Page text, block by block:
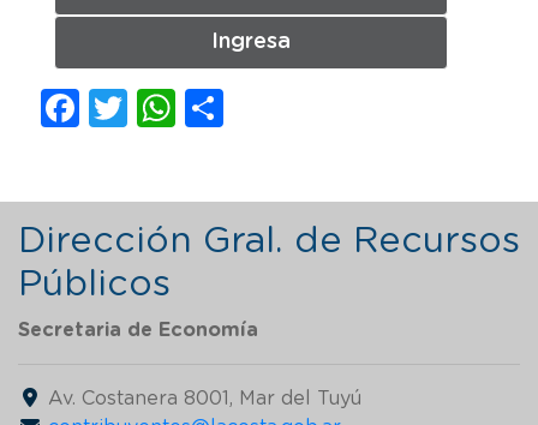
Ingresa
Facebook
TwitterWhatsApp
Dirección Gral. de Recursos
Públicos
Secretaria de Economía
Av. Costanera 8001, Mar del Tuyú